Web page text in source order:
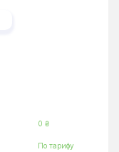
0 ₴
По тарифу